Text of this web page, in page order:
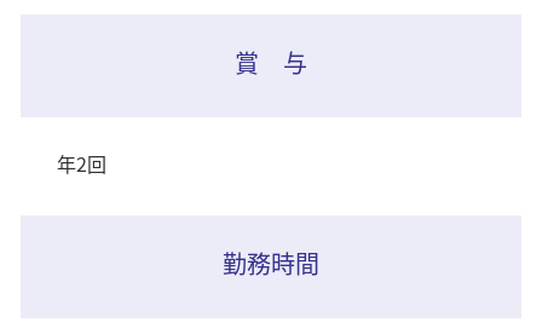
賞 与
年2回
勤務時間